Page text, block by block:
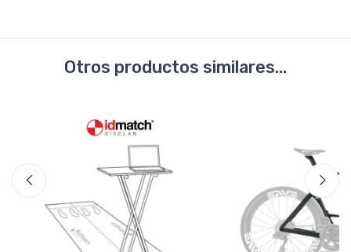
Otros productos similares...